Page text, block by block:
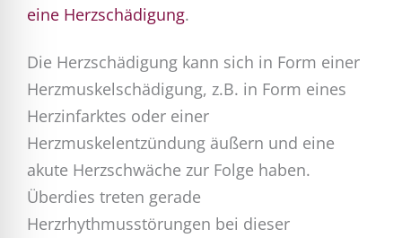
eine Herzschädigung.
Die Herzschädigung kann sich in Form einer
Herzmuskelschädigung, z.B. in Form eines
Herzinfarktes oder einer
Herzmuskelentzündung äußern und eine
akute Herzschwäche zur Folge haben.
Überdies treten gerade
Herzrhythmusstörungen bei dieser